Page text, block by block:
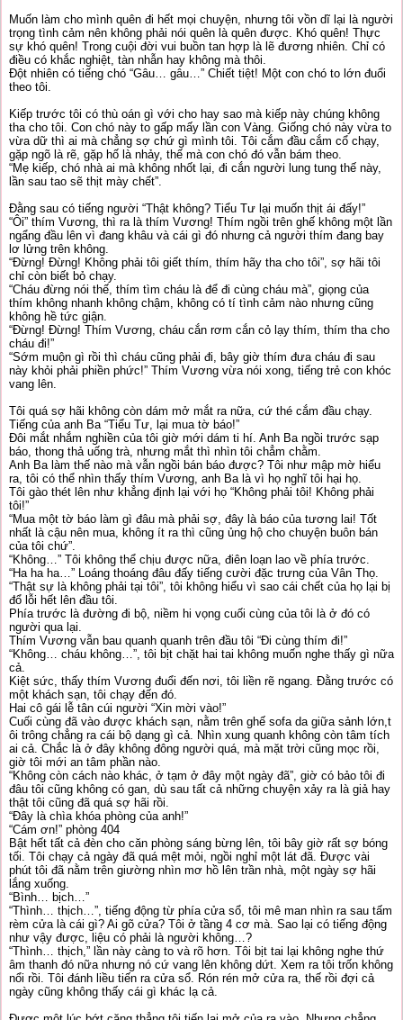
Muốn làm cho mình quên đi hết mọi chuyện, nhưng tôi vồn dĩ lại là người
trọng tình cảm nên không phải nói quên là quên được. Khó quên! Thực
sự khó quên! Trong cuội đời vui buồn tan hợp là lẽ đương nhiên. Chỉ có
điều có khắc nghiệt, tàn nhẫn hay không mà thôi.
Đột nhiên có tiếng chó “Gâu… gâu…” Chiết tiệt! Một con chó to lớn đuổi
theo tôi.
Kiếp trước tôi có thù oán gì với cho hay sao mà kiếp này chúng không
tha cho tôi. Con chó này to gấp mấy lần con Vàng. Giống chó này vừa to
vừa dữ thì ai mà chẳng sợ chứ gì mình tôi. Tôi cắm đầu cắm cổ chạy,
gặp ngõ là rẽ, gặp hố là nhảy, thế mà con chó đó vẫn bám theo.
“Mẹ kiếp, chó nhà ai mà không nhốt lại, đi cắn người lung tung thế này,
lần sau tao sẽ thịt mày chết”.
Đằng sau có tiếng người “Thật không? Tiểu Tư lại muốn thịt ái đấy!”
“Ôi” thím Vương, thì ra là thím Vương! Thím ngồi trên ghế không một lần
ngẩng đầu lên vì đang khâu và cái gì đó nhưng cả người thím đang bay
lơ lửng trên không.
“Đừng! Đừng! Không phải tôi giết thím, thím hãy tha cho tôi”, sợ hãi tôi
chỉ còn biết bỏ chạy.
“Cháu đừng nói thế, thím tìm cháu là để đi cùng cháu mà”, giọng của
thím không nhanh không chậm, không có tí tình cảm nào nhưng cũng
không hề tức giận.
“Đừng! Đừng! Thím Vương, cháu cắn rơm cắn cỏ lạy thím, thím tha cho
cháu đi!”
“Sớm muộn gì rồi thì cháu cũng phải đi, bây giờ thím đưa cháu đi sau
này khỏi phải phiền phức!” Thím Vương vừa nói xong, tiếng trẻ con khóc
vang lên.
Tôi quá sợ hãi không còn dám mở mắt ra nữa, cứ thé cắm đầu chạy.
Tiếng của anh Ba “Tiểu Tư, lại mua tờ báo!”
Đôi mắt nhắm nghiền của tôi giờ mới dám ti hí. Anh Ba ngồi trước sạp
báo, thong thả uống trà, nhưng mắt thì nhìn tôi chẳm chằm.
Anh Ba làm thế nào mà vẫn ngồi bán báo được? Tôi như mập mờ hiểu
ra, tôi có thể nhìn thấy thím Vương, anh Ba là vì họ nghĩ tôi hại họ.
Tôi gào thét lên như khẳng định lại với họ “Không phải tôi! Không phải
tôi!”
“Mua một tờ báo làm gì đâu mà phải sợ, đây là báo của tương lai! Tốt
nhất là cậu nên mua, không ít ra thì cũng ủng hộ cho chuyện buôn bán
của tôi chứ”.
“Không…” Tôi không thể chịu được nữa, điên loạn lao về phía trước.
“Ha ha ha…” Loáng thoáng đâu đấy tiếng cười đặc trưng của Vân Thọ.
“Thật sự là không phải tại tôi”, tôi không hiểu vì sao cái chết của họ lại bị
đổ lỗi hết lên đầu tôi.
Phía trước là đường đi bộ, niềm hi vọng cuối cùng của tôi là ở đó có
người qua lại.
Thím Vương vẫn bau quanh quanh trên đầu tôi “Đi cùng thím đi!”
“Không… cháu không…”, tôi bịt chặt hai tai không muốn nghe thấy gì nữa
cả.
Kiệt sức, thấy thím Vương đuổi đến nơi, tôi liền rẽ ngang. Đằng trước có
một khách sạn, tôi chạy đến đó.
Hai cô gái lễ tân cúi người “Xin mời vào!”
Cuối cùng đã vào được khách sạn, nằm trên ghế sofa da giữa sảnh lớn,t
ôi trông chẳng ra cái bộ dạng gì cả. Nhìn xung quanh không còn tâm tích
ai cả. Chắc là ở đây không đông người quá, mà mặt trời cũng mọc rồi,
giờ tôi mới an tâm phần nào.
“Không còn cách nào khác, ở tạm ở đây một ngày đã”, giờ có bảo tôi đi
đâu tôi cũng không có gan, dù sau tất cả những chuyện xảy ra là giả hay
thật tôi cũng đã quá sợ hãi rồi.
“Đây là chìa khóa phòng của anh!”
“Cám ơn!” phòng 404
Bật hết tất cả đèn cho căn phòng sáng bừng lên, tôi bây giờ rất sợ bóng
tối. Tôi chạy cả ngày đã quá mệt mỏi, ngồi nghỉ một lát đã. Được vài
phút tôi đã nằm trên giường nhìn mơ hồ lên trần nhà, một ngày sợ hãi
lắng xuống.
“Bình… bịch…”
“Thình… thịch…”, tiếng động từ phía cửa sổ, tôi mê man nhìn ra sau tấm
rèm cửa là cái gì? Ai gõ cửa? Tôi ở tầng 4 cơ mà. Sao lại có tiếng động
như vậy được, liệu có phải là người không…?
“Thình… thịch,” lần này càng to và rõ hơn. Tôi bịt tai lại không nghe thứ
âm thanh đó nữa nhưng nó cứ vang lên không dứt. Xem ra tôi trốn không
nổi rồi. Tôi đánh liều tiến ra cửa sổ. Rón rén mở cửa ra, thế rồi đợi cả
ngày cũng không thấy cái gì khác lạ cả.